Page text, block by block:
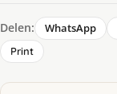
Delen: WhatsApp
Print